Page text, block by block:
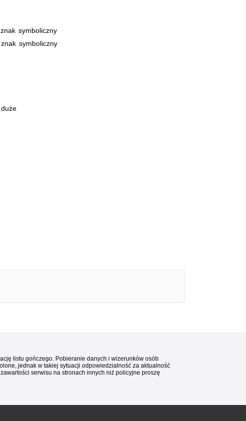
symboliczny
symboliczny
listu gończego. Pobieranie danych i wizerunków osób
jednak w takiej sytuacji odpowiedzialność za aktualność
serwisu na stronach innych niż policyjne proszę